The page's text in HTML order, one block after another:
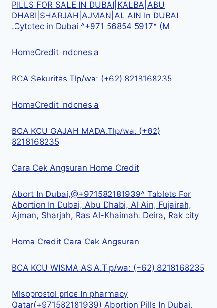
PILLS FOR SALE IN DUBAI|KALBA|ABU
DHABI|SHARJAH|AJMAN|AL AIN In DUBAI
.Cytotec in Dubai ^+971 56854 5917^ (M
HomeCredit Indonesia
BCA Sekuritas.Tlp/wa: (+62) 8218168235
HomeCredit Indonesia
BCA KCU GAJAH MADA.Tlp/wa: (+62)
8218168235
Cara Cek Angsuran Home Credit
Abort In Dubai,@+971582181939^ Tablets For
Abortion In Dubai, Abu Dhabi, Al Ain, Fujairah,
Ajman, Sharjah, Ras Al-Khaimah, Deira, Rak city
Home Credit Cara Cek Angsuran
BCA KCU WISMA ASIA.Tlp/wa: (+62) 8218168235
Misoprostol price In pharmacy
Qatar(+971582181939) Abortion Pills In Dubai,